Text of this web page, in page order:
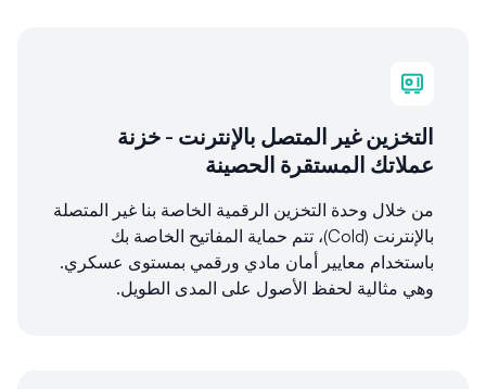
التخزين غير المتصل بالإنترنت - خزنة
عملاتك المستقرة الحصينة
من خلال وحدة التخزين الرقمية الخاصة بنا غير المتصلة
بالإنترنت (Cold)، تتم حماية المفاتيح الخاصة بك
باستخدام معايير أمان مادي ورقمي بمستوى عسكري.
وهي مثالية لحفظ الأصول على المدى الطويل.